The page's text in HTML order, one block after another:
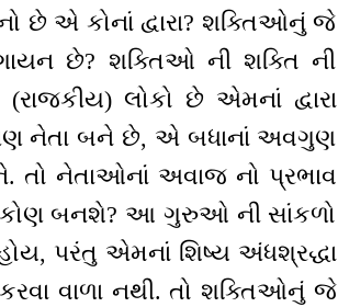
છે એ કોનાં દ્વારા? શક્તિઓનું જે
છે? શક્તિઓ ની શક્તિ ની
લોકો છે એમનાં દ્વારા
નેતા બને છે, એ બધાનાં અવગુણ
નેતાઓનાં અવાજ નો પ્રભાવ
કોણ બનશે? આ ગુરુઓ ની સાંકળો
પરંતુ એમનાં શિષ્ય અંધશ્રદ્ધા
વાળા નથી. તો શક્તિઓનું જે